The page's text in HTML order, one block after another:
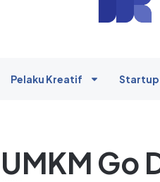
Pelaku Kreatif Startup
UMKM Go